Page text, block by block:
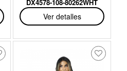
DX4578-108-80262WHT
Ver detalles